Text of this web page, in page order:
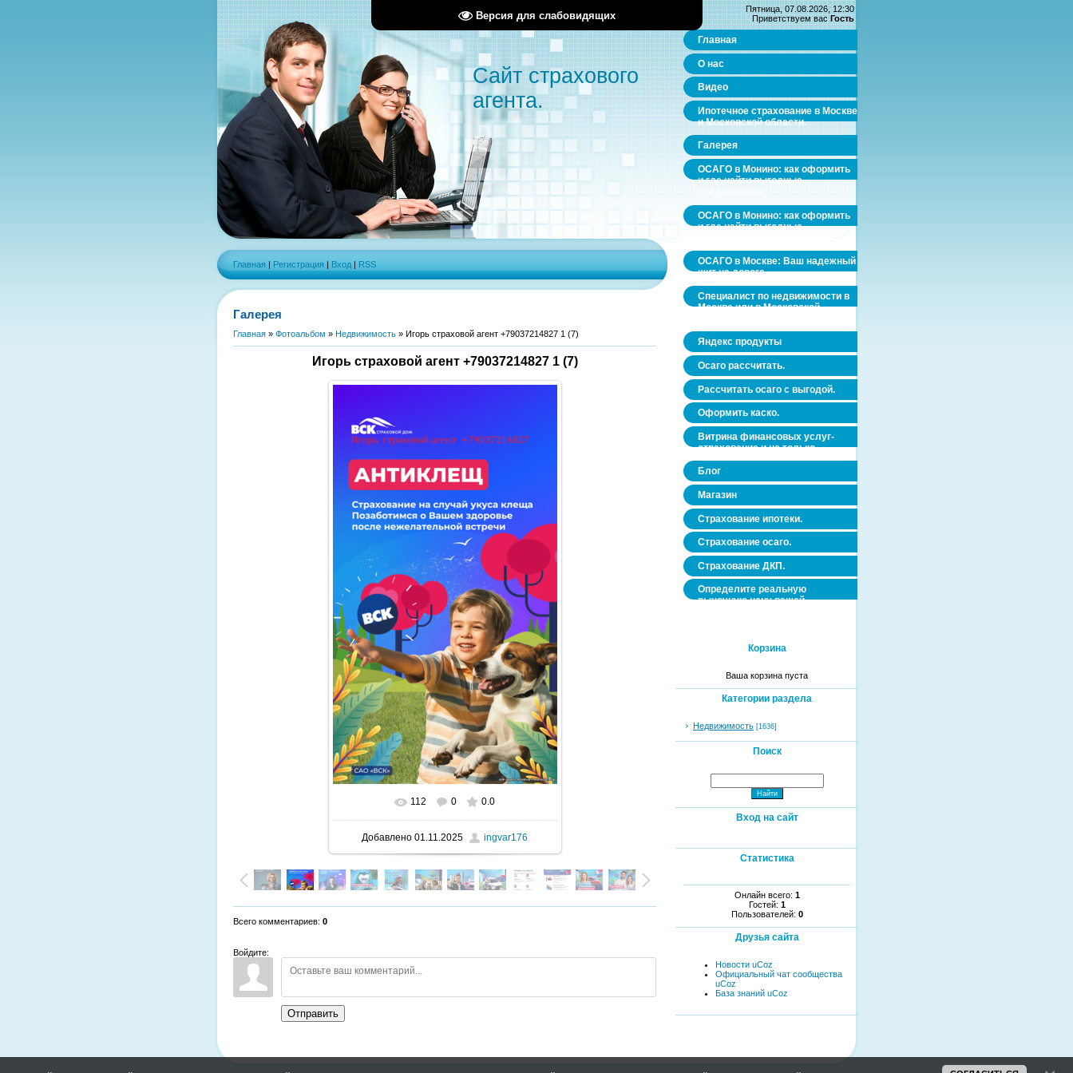
Версия для слабовидящих
Сайт страхового
агента.
Главная | Регистрация | Вход | RSS
Галерея
Главная » Фотоальбом » Недвижимость » Игорь страховой агент +79037214827 1 (7)
Игорь страховой агент +79037214827 1 (7)
В реальном размере 900x1600
112 0 0.0
Добавлено 01.11.2025 ingvar176
Всего комментариев: 0
Войдите:
Отправить
Пятница, 07.08.2026, 12:30
Приветствуем вас Гость
Главная
О нас
Видео
Ипотечное страхование в Москве
и Московской области.
Галерея
ОСАГО в Монино: как оформить
и где найти выгодные
ОСАГО в Монино: как оформить
и где найти выгодные
ОСАГО в Москве: Ваш надежный
щит на дороге
Специалист по недвижимости в
Москве или в Московской
Яндекс продукты
Осаго рассчитать.
Рассчитать осаго с выгодой.
Оформить каско.
Витрина финансовых услуг-
страхование и не только.
Блог
Магазин
Страхование ипотеки.
Страхование осаго.
Страхование ДКП.
Определите реальную
рыночную цену вашей
Корзина
Ваша корзина пуста
Категории раздела
Недвижимость [1636]
Поиск
Вход на сайт
Статистика
Онлайн всего: 1
Гостей: 1
Пользователей: 0
Друзья сайта
Новости uCoz
Официальный чат сообщества
uCoz
База знаний uCoz